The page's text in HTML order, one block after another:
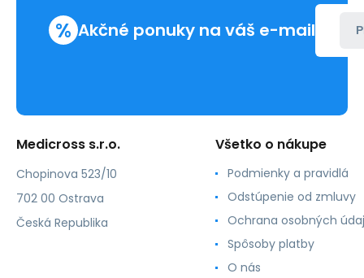
% Akčné ponuky na váš e-mail
Medicross s.r.o.
Chopinova 523/10
702 00 Ostrava
Česká Republika
Všetko o nákupe
Podmienky a pravidlá
Odstúpenie od zmluvy
Ochrana osobných
Spôsoby platby
O nás